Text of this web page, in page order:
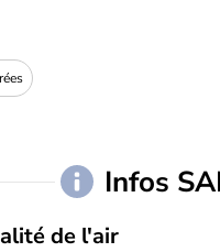
Infos
de l'air